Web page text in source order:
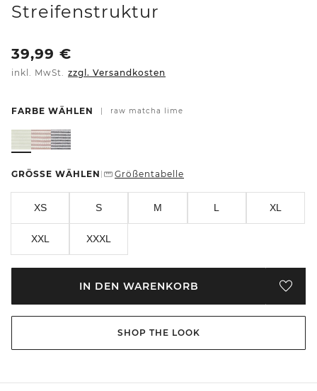
Streifenstruktur
39,99 €
inkl. MwSt. zzgl. Versandkosten
FARBE WÄHLEN raw matcha lime
GRÖSSE WÄHLEN Größentabelle
XS S M L XL
XXL XXXL
IN DEN WARENKORB
SHOP THE LOOK